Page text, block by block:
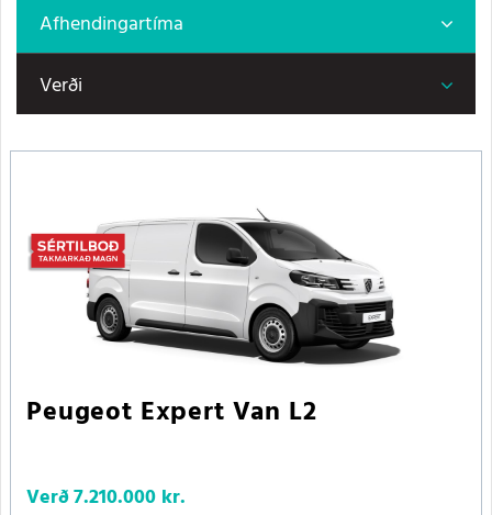
Afhendingartíma
Verði
Peugeot Expert Van L2
Verð7.210.000 kr.